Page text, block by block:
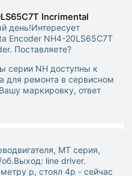
Incrimental
день!Интересует
Encoder NH4-20LS65C7T
Поставляете?
серии NH доступны к
для ремонта в сервисном
маркировку, ответ
MT серия,
line driver.
p, стоял 4p - сейчас